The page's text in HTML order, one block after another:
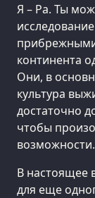
Я – Ра. Ты
континента
Они, в
культура
достаточно
чтобы
возможности.
В настоящее
для еще